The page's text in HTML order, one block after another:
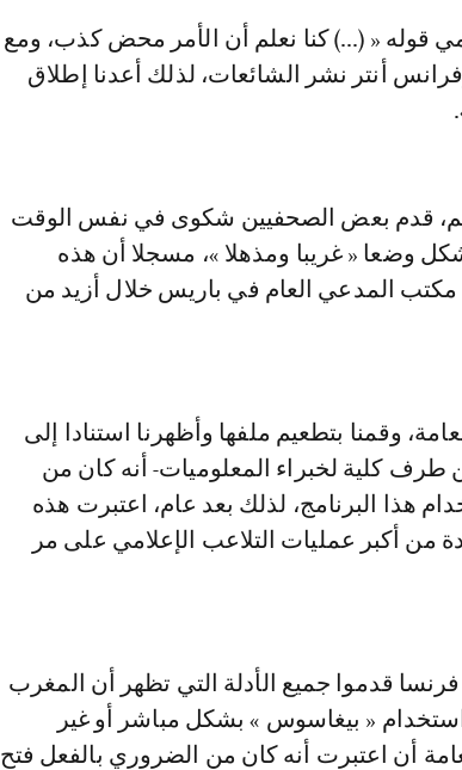
قوله « (...) كنا نعلم أن الأمر محض كذب، ومع
أنتر نشر الشائعات، لذلك أعدنا إطلاق
قدم بعض الصحفيين شكوى في نفس الوقت
وضعا « غريبا ومذهلا »، مسجلا أن هذه
المدعي العام في باريس خلال أزيد من
وقمنا بتطعيم ملفها وأظهرنا استنادا إلى
طرف كلية لخبراء المعلوميات- أنه كان من
هذا البرنامج، لذلك بعد عام، اعتبرت هذه
من أكبر عمليات التلاعب الإعلامي على مر
قدموا جميع الأدلة التي تظهر أن المغرب
« بيغاسوس » بشكل مباشر أو غير
أن اعتبرت أنه كان من الضروري بالفعل فتح